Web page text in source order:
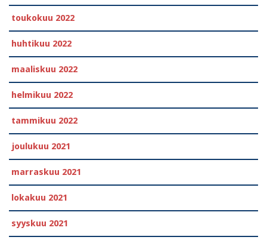
toukokuu 2022
huhtikuu 2022
maaliskuu 2022
helmikuu 2022
tammikuu 2022
joulukuu 2021
marraskuu 2021
lokakuu 2021
syyskuu 2021